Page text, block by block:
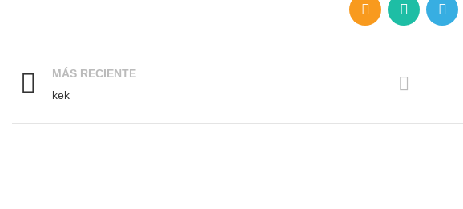
MÁS RECIENTE
kek